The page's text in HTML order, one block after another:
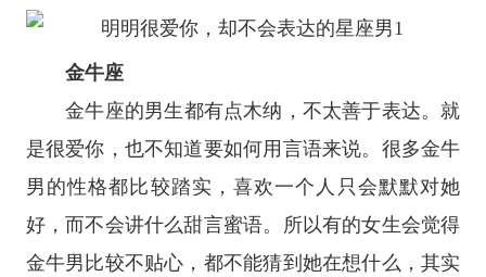
金牛座
金牛座的男生都有点木纳，不太善于表达。就
是很爱你，也不知道要如何用言语来说。很多金牛
男的性格都比较踏实，喜欢一个人只会默默对她
好，而不会讲什么甜言蜜语。所以有的女生会觉得
金牛男比较不贴心，都不能猜到她在想什么，其实